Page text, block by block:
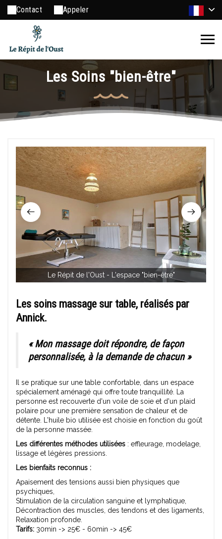
Contact Appeler
Les Soins "bien-être"
Le Répit de l'Oust - L'espace "bien-être"
Les soins massage sur table, réalisés par
Annick.
« Mon massage doit répondre, de façon
personnalisée, à la demande de chacun »
Il se pratique sur une table confortable, dans un espace
spécialement aménagé qui offre toute tranquillité. La
personne est recouverte d'un voile de soie et d'un plaid
polaire pour une première sensation de chaleur et de
détente. L'huile bio utilisée est choisie en fonction du goût
de la personne massée.
Les différentes méthodes utilisées : effleurage, modelage,
lissage et légères pressions.
Les bienfaits reconnus :
Apaisement des tensions aussi bien physiques que
psychiques,
Stimulation de la circulation sanguine et lymphatique,
Décontraction des muscles, des tendons et des ligaments,
Relaxation profonde.
Tarifs: 30min -> 25€ - 60min -> 45€